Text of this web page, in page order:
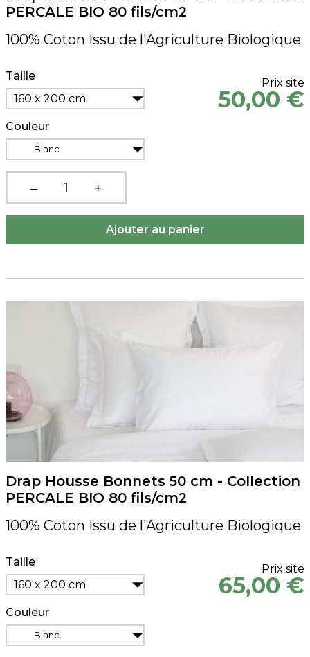
PERCALE BIO 80 fils/cm2
100% Coton Issu de l'Agriculture Biologique
Taille
160 x 200 cm
Couleur
Blanc
Prix site
50,00 €
Drap Housse Bonnets 50 cm - Collection
PERCALE BIO 80 fils/cm2
100% Coton Issu de l'Agriculture Biologique
Taille
160 x 200 cm
Couleur
Blanc
Prix site
65,00 €